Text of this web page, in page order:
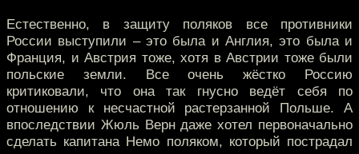
Естественно, в защиту поляков все противники
России выступили – это была и Англия, это была и
Франция, и Австрия тоже, хотя в Австрии тоже были
польские земли. Все очень жёстко Россию
критиковали, что она так гнусно ведёт себя по
отношению к несчастной растерзанной Польше. А
впоследствии Жюль Верн даже хотел первоначально
сделать капитана Немо поляком, который пострадал